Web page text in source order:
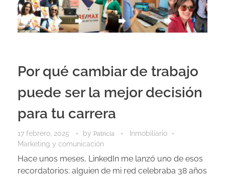
Por qué cambiar de trabajo
puede ser la mejor decisión
para tu carrera
17 febrero, 2025 by Patricia
Inmobiliario
Marketing y comunicación
Hace unos meses, LinkedIn me lanzó uno de esos
recordatorios: alguien de mi red celebraba 38 años